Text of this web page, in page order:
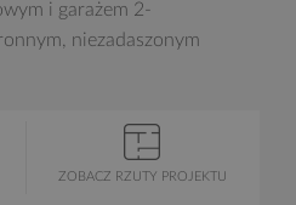
i garażem 2-
niezadaszonym
ZOBACZ RZUTY PROJEKTU